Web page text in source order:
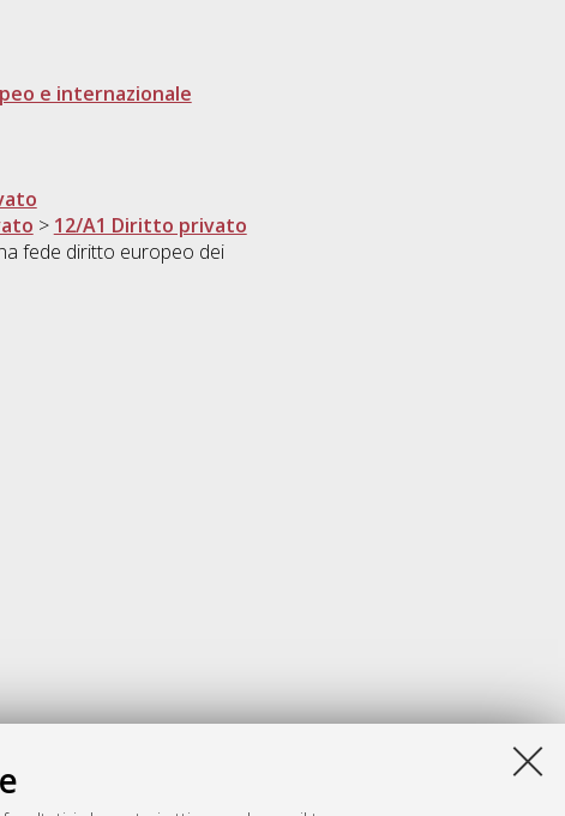
e internazionale
> 12/A1 Diritto privato
fede diritto europeo dei